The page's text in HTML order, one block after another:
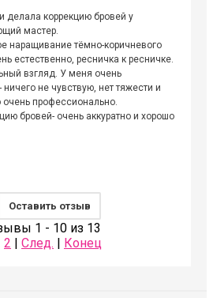
делала коррекцию бровей у
мастер.
наращивание тёмно-коричневого
естественно, ресничка к ресничке.
взгляд. У меня очень
ничего не чувствую, нет тяжести и
профессионально.
бровей- очень аккуратно и хорошо
Оставить отзыв
1 - 10 из 13
2 | След. | Конец